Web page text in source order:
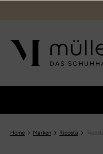
Home Marken Ricosta